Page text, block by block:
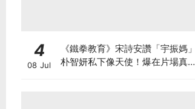
4
08 Jul
《鐵拳教育》宋詩安讚「宇振媽」
朴智妍私下像天使！爆在片場真的